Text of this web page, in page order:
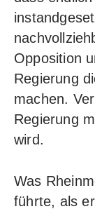
Opposition
Regierung
machen.
Regierung
wird.
Was
führte, als